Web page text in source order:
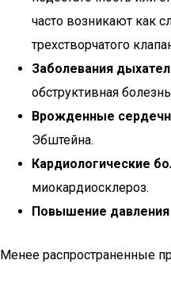
часто возникают как
трехстворчатого
Заболевания
обструктивная
Врожденные
Эбштейна.
Кардиологические
миокардиосклероз.
Повышение давления
Менее распространенные